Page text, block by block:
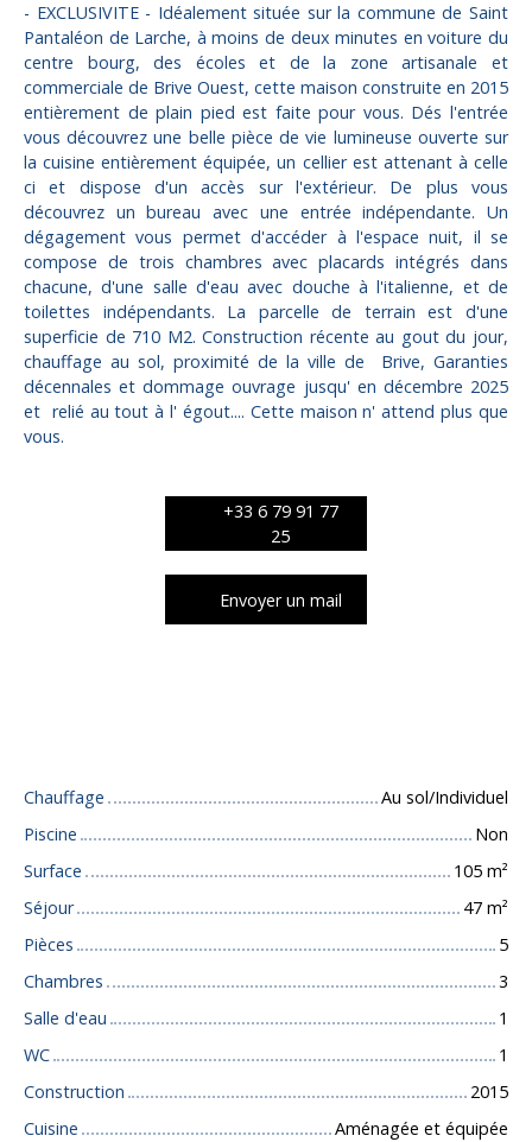
- EXCLUSIVITE - Idéalement située sur la commune de Saint
Pantaléon de Larche, à moins de deux minutes en voiture du
centre bourg, des écoles et de la zone artisanale et
commerciale de Brive Ouest, cette maison construite en 2015
entièrement de plain pied est faite pour vous. Dés l'entrée
vous découvrez une belle pièce de vie lumineuse ouverte sur
la cuisine entièrement équipée, un cellier est attenant à celle
ci et dispose d'un accès sur l'extérieur. De plus vous
découvrez un bureau avec une entrée indépendante. Un
dégagement vous permet d'accéder à l'espace nuit, il se
compose de trois chambres avec placards intégrés dans
chacune, d'une salle d'eau avec douche à l'italienne, et de
toilettes indépendants. La parcelle de terrain est d'une
superficie de 710 M2. Construction récente au gout du jour,
chauffage au sol, proximité de la ville de Brive, Garanties
décennales et dommage ouvrage jusqu' en décembre 2025
et relié au tout à l' égout.... Cette maison n' attend plus que
vous.
+33 6 79 91 77
25
Envoyer un mail
Chauffage
Au sol/Individuel
Piscine
Non
Surface
105 m²
Séjour
47 m²
Pièces
5
Chambres
3
Salle d'eau
1
WC
1
Construction
2015
Cuisine
Aménagée et équipée